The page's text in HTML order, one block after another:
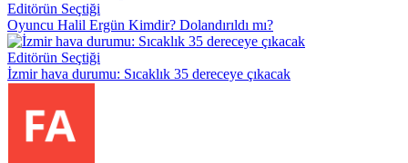
Editörün Seçtiği
Oyuncu Halil Ergün Kimdir? Dolandırıldı mı?
Editörün Seçtiği
İzmir hava durumu: Sıcaklık 35 dereceye çıkacak